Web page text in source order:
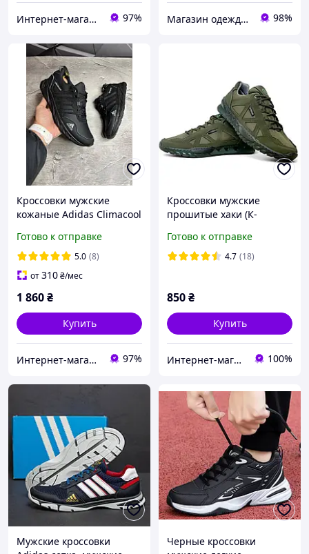
Интернет-магазин «Step Master» 97% Магазин одежды обуви и топовых товаров 98%
Кроссовки мужские
кожаные Adidas Climacool
Готово к отправке
5.0 (8)
от310₴/мес
1 860₴
Купить
Интернет-магазин «Step Master» 97%
Кроссовки мужские
прошитые хаки (К-
Готово к отправке
4.7 (18)
850₴
Купить
Интернет-магазин "На складе" 100%
Мужские кроссовки
Черные кроссовки